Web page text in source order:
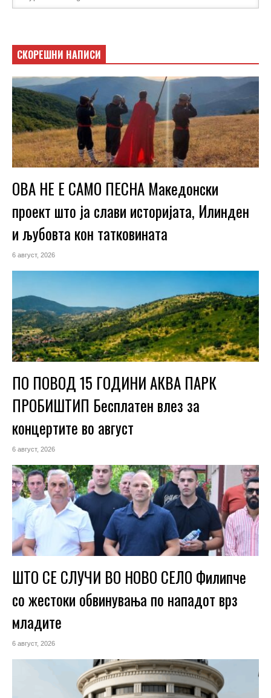
СКОРЕШНИ НАПИСИ
ОВА НЕ Е САМО ПЕСНА Македонски
проект што ја слави историјата, Илинден
и љубовта кон татковината
6 август, 2026
ПО ПОВОД 15 ГОДИНИ АКВА ПАРК
ПРОБИШТИП Бесплатен влез за
концертите во август
6 август, 2026
ШТО СЕ СЛУЧИ ВО НОВО СЕЛО Филипче
со жестоки обвинувања по нападот врз
младите
6 август, 2026